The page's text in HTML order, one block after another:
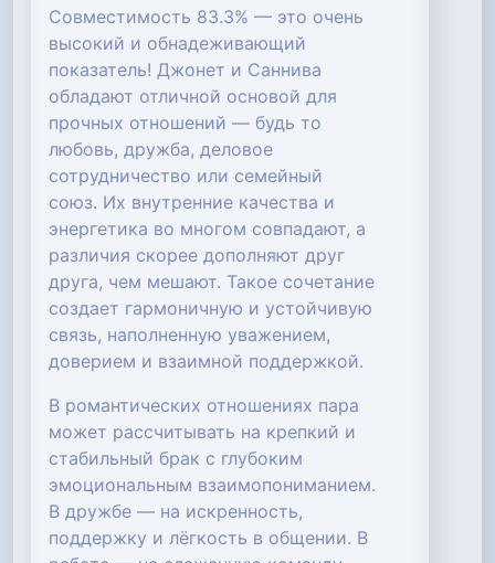
Совместимость 83.3% — это очень
высокий и обнадеживающий
показатель! Джонет и Саннива
обладают отличной основой для
прочных отношений — будь то
любовь, дружба, деловое
сотрудничество или семейный
союз. Их внутренние качества и
энергетика во многом совпадают, а
различия скорее дополняют друг
друга, чем мешают. Такое сочетание
создает гармоничную и устойчивую
связь, наполненную уважением,
доверием и взаимной поддержкой.
В романтических отношениях пара
может рассчитывать на крепкий и
стабильный брак с глубоким
эмоциональным взаимопониманием.
В дружбе — на искренность,
поддержку и лёгкость в общении. В